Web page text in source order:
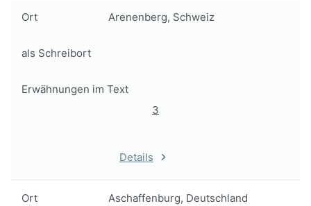
Ort Arenenberg, Schweiz
als Schreibort
Erwähnungen im Text
3
Details
Ort Aschaffenburg, Deutschland